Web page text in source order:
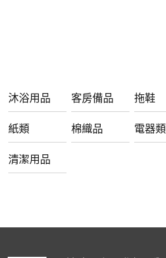
沐浴用品 客房備品 拖鞋
紙類 棉織品 電器類
清潔用品